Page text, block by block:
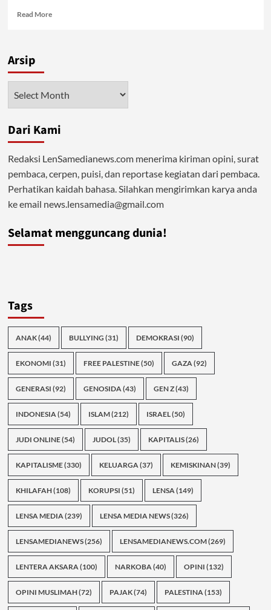
Read MoreRead
Tak
Bertepi
Kapitalisme
Arsip
Dari Kami
Redaksi LenSamedianews.com menerima kiriman opini, surat
pembaca, cerpen, puisi, dan reportase kegiatan dari pembaca.
Perhatikan kaidah bahasa. Silahkan mengirimkan karya anda
ke email news.lensamedia@gmail.com
Selamat mengguncang dunia!
Tags
ANAK(44) BULLYING (31) DEMOKRASI (90)
EKONOMI (31) FREE PALESTINE(50) GAZA(92)
GENERASI (92) GENOSIDA(43) GEN Z(43)
INDONESIA(54) ISLAM(212) ISRAEL(50)
JUDI ONLINE(54) JUDOL(35) KAPITALIS(26)
KAPITALISME(330) KELUARGA(37) KEMISKINAN(39)
KHILAFAH(108) KORUPSI (51) LENSA(149)
LENSA MEDIA(239) LENSA MEDIA NEWS(326)
LENSAMEDIANEWS(256) LENSAMEDIANEWS.COM(269)
LENTERA AKSARA(100) NARKOBA(40) OPINI (132)
OPINI MUSLIMAH(72) PAJAK(74) PALESTINA(153)